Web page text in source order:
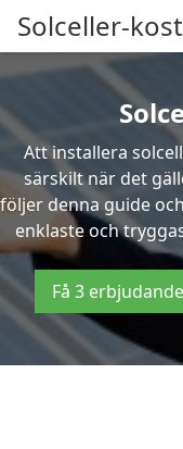
Solceller-
Att installera
särskilt när det
följer denna guide
enklaste och
Få 3